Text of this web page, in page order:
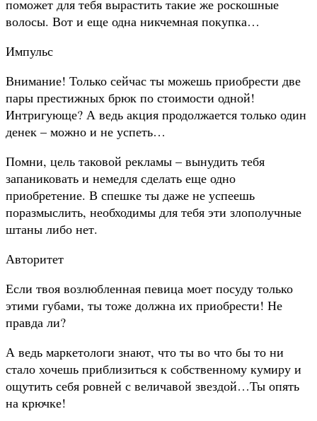
поможет для тебя вырастить такие же роскошные
волосы. Вот и еще одна никчемная покупка…
Импульс
Внимание! Только сейчас ты можешь приобрести две
пары престижных брюк по стоимости одной!
Интригующе? А ведь акция продолжается только один
денек – можно и не успеть…
Помни, цель таковой рекламы – вынудить тебя
запаниковать и немедля сделать еще одно
приобретение. В спешке ты даже не успеешь
поразмыслить, необходимы для тебя эти злополучные
штаны либо нет.
Авторитет
Если твоя возлюбленная певица моет посуду только
этими губами, ты тоже должна их приобрести! Не
правда ли?
А ведь маркетологи знают, что ты во что бы то ни
стало хочешь приблизиться к собственному кумиру и
ощутить себя ровней с величавой звездой…Ты опять
на крючке!